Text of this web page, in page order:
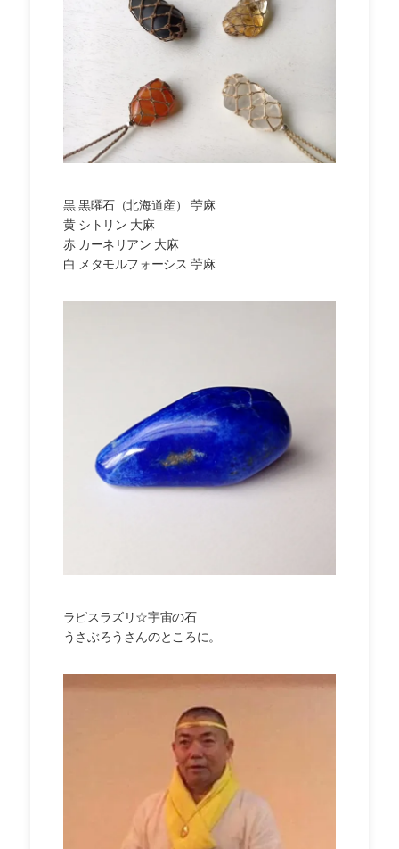
黒 黒曜石（北海道産） 苧麻
黄 シトリン 大麻
赤 カーネリアン 大麻
白 メタモルフォーシス 苧麻
ラピスラズリ☆宇宙の石
うさぶろうさんのところに。